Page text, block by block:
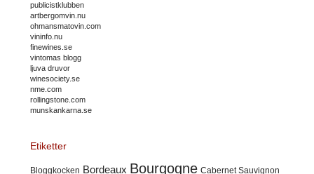
publicistklubben
artbergomvin.nu
ohmansmatovin.com
vininfo.nu
finewines.se
vintomas blogg
ljuva druvor
winesociety.se
nme.com
rollingstone.com
munskankarna.se
Etiketter
Bloggkocken Bordeaux Bourgogne Cabernet Sauvignon